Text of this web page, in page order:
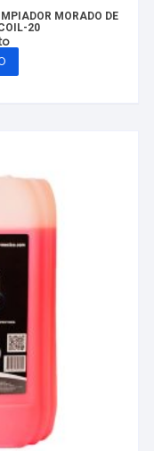
MORADO DE
20